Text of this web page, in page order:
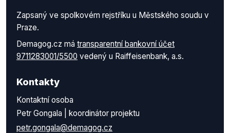
Zapsaný ve spolkovém rejstříku u Městského soudu v
Praze.
Demagog.cz má transparentní bankovní účet
9711283001/5500 vedený u Raiffeisenbank, a.s.
Kontakty
Kontaktní osoba
Petr Gongala | koordinátor projektu
petr.gongala@demagog.cz